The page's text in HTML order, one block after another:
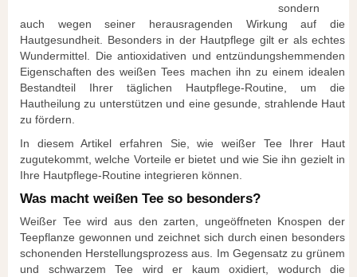
sondern
auch wegen seiner herausragenden Wirkung auf die
Hautgesundheit. Besonders in der Hautpflege gilt er als echtes
Wundermittel. Die antioxidativen und entzündungshemmenden
Eigenschaften des weißen Tees machen ihn zu einem idealen
Bestandteil Ihrer täglichen Hautpflege-Routine, um die
Hautheilung zu unterstützen und eine gesunde, strahlende Haut
zu fördern.
In diesem Artikel erfahren Sie, wie weißer Tee Ihrer Haut
zugutekommt, welche Vorteile er bietet und wie Sie ihn gezielt in
Ihre Hautpflege-Routine integrieren können.
Was macht weißen Tee so besonders?
Weißer Tee wird aus den zarten, ungeöffneten Knospen der
Teepflanze gewonnen und zeichnet sich durch einen besonders
schonenden Herstellungsprozess aus. Im Gegensatz zu grünem
und schwarzem Tee wird er kaum oxidiert, wodurch die